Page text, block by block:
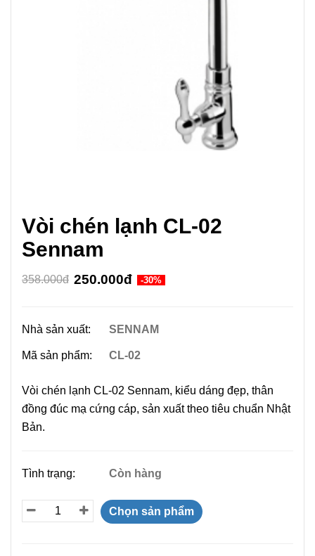
Vòi chén lạnh CL-02
Sennam
358.000đ 250.000đ -30%
Nhà sản xuất: SENNAM
Mã sản phẩm: CL-02
Vòi chén lạnh CL-02 Sennam, kiểu dáng đẹp, thân
đồng đúc mạ cứng cáp, sản xuất theo tiêu chuẩn Nhật
Bản.
Tình trạng: Còn hàng
Chọn sản phẩm